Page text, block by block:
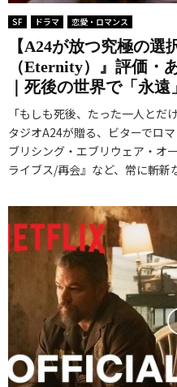
SF ドラマ 恋愛・ロマンス
【A24が放つ究極の選
（Eternity）』評価・
｜死後の世界で「永
「もしも死後、たった一人と
タジオA24が贈る、ビターでロ
ブリシング・エブリウェア・オ
ライブス/再会』など、常に斬新